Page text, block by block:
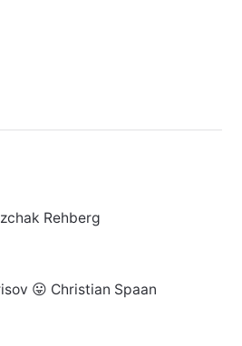
Rehberg
😛 Christian Spaan